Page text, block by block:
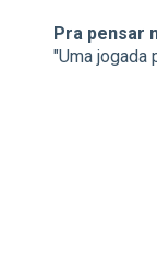
Pra pensar
"Uma jogada